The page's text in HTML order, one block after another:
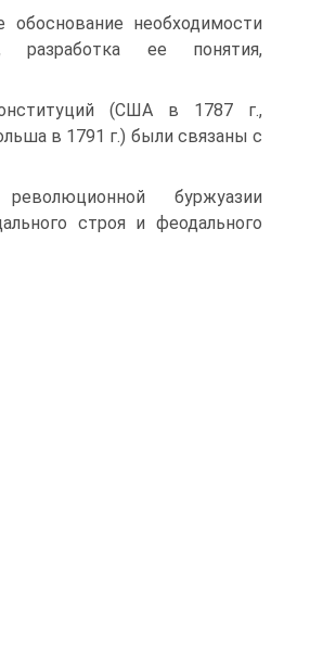
обоснование необходимости
разработка ее понятия,
(США в 1787 г.,
в 1791 г.) были связаны с
буржуазии
строя и феодального